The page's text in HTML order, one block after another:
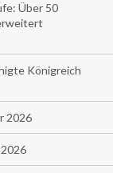
Über 50
Königreich
2026